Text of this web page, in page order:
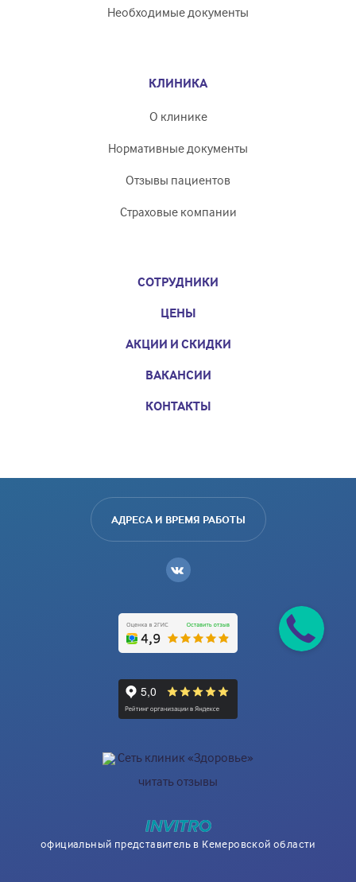
Необходимые документы
КЛИНИКА
О клинике
Нормативные документы
Отзывы пациентов
Страховые компании
СОТРУДНИКИ
ЦЕНЫ
АКЦИИ И СКИДКИ
ВАКАНСИИ
КОНТАКТЫ
АДРЕСА И ВРЕМЯ РАБОТЫ
Сеть клиник «Здоровье»
читать отзывы
официальный представитель в Кемеровской области